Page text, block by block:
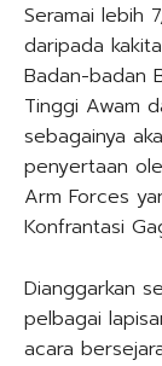
Seramai lebih
daripada
Badan-badan
Tinggi Awam
sebagainya
penyertaan
Arm Forces
Konfrantasi
Dianggarkan
pelbagai
acara